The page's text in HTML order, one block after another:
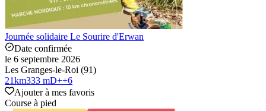
Journée solidaire Le Sourire d'Erwan
Date confirmée
le 6 septembre 2026
Les Granges-le-Roi (91)
21km333 mD++6
Ajouter à mes favoris
Course à pied